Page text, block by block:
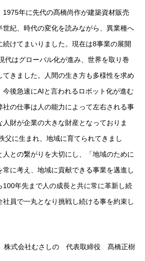
1975年に先代の髙橋尚作が建築資材販売
世紀、時代の変化を読みながら、異業種へ
けてまいりました。現在は8事業の展開
代はグローバル化が進み、世界を取り巻
てきました。人間の生き方も多様性を求め
今後急速にAIと言われるロボット化が進む
社の仕事は人の能力によって左右される事
財が企業の大きな財産となっておりま
父に生まれ、地域に育てられてきまし
人との繋がりを大切にし、「地域のために
に考え、地域に貢献できる事業を邁進し
100年先まで人の成長と共に常に革新し続
社員で一丸となり挑戦し続ける事を約束し
株式会社むさしの 代表取締役 髙橋正樹